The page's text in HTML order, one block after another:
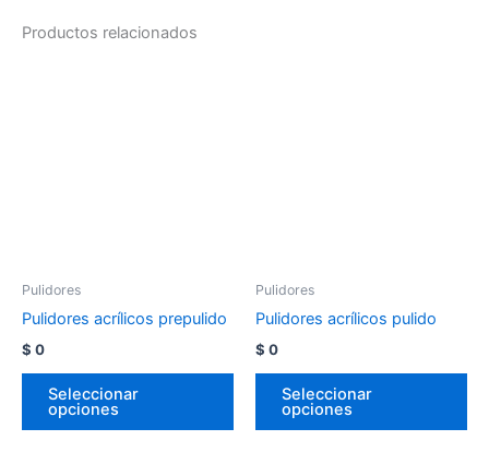
Productos relacionados
Pulidores
Pulidores acrílicos prepulido
$ 0
Seleccionar
opciones
Pulidores
Pulidores acrílicos pulido
$ 0
Seleccionar
opciones